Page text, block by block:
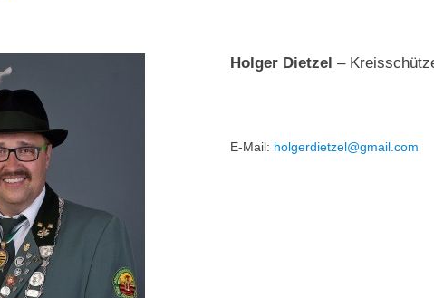
Holger Dietzel –
E-Mail: holgerdietzel@gmail.com